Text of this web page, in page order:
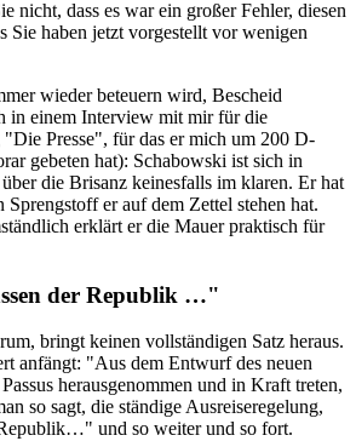
nicht, dass es war ein großer Fehler, diesen
Sie haben jetzt vorgestellt vor wenigen
wieder beteuern wird, Bescheid
in einem Interview mit mir für die
Presse", für das er mich um 200 D-
gebeten hat): Schabowski ist sich in
die Brisanz keinesfalls im klaren. Er hat
er auf dem Zettel stehen hat.
erklärt er die Mauer praktisch für
der Republik …"
bringt keinen vollständigen Satz heraus.
anfängt: "Aus dem Entwurf des neuen
herausgenommen und in Kraft treten,
so sagt, die ständige Ausreiseregelung,
und so weiter und so fort.